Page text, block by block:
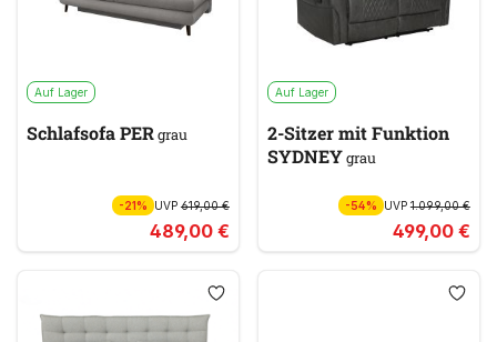
Auf Lager
Schlafsofa PERgrau
-21% UVP 619,00 €
489,00 €
Auf Lager
2-Sitzer mit Funktion
SYDNEYgrau
-54% UVP1.099,00 €
499,00 €